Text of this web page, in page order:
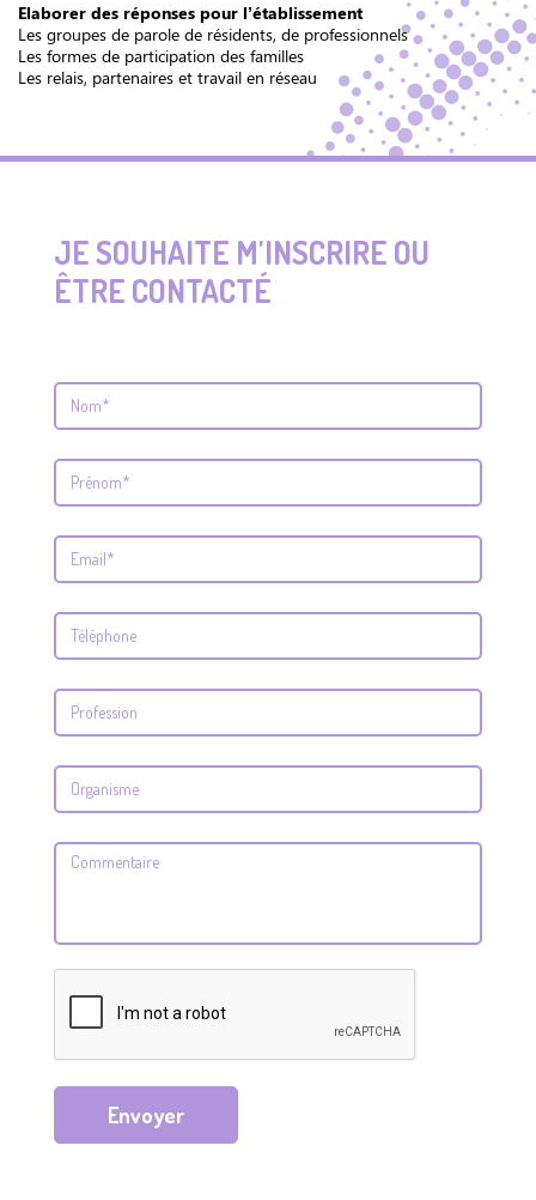
Elaborer des réponses pour l’établissement
Les groupes de parole de résidents, de professionnels
Les formes de participation des familles
Les relais, partenaires et travail en réseau
JE SOUHAITE M'INSCRIRE OU
ÊTRE CONTACTÉ
Envoyer